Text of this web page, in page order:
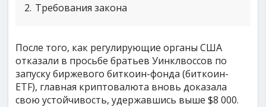
2 Требования закона
После того, как регулирующие органы США
отказали в просьбе братьев Уинклвоссов по
запуску биржевого биткоин-фонда (биткоин-
ETF), главная криптовалюта вновь доказала
свою устойчивость, удержавшись выше $8 000.